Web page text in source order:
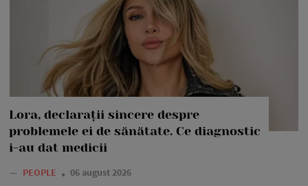
Lora, declarații sincere despre
problemele ei de sănătate. Ce diagnostic
i-au dat medicii
— PEOPLE 06 august 2026